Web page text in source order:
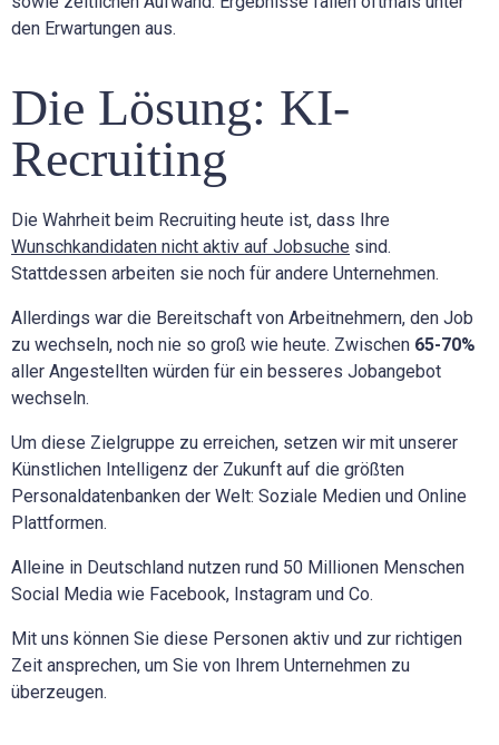
den Erwartungen aus.
Die Lösung: KI-
Recruiting
Die Wahrheit beim Recruiting heute ist, dass Ihre
Wunschkandidaten nicht aktiv auf Jobsuche sind.
Stattdessen arbeiten sie noch für andere Unternehmen.
Allerdings war die Bereitschaft von Arbeitnehmern, den Job
zu wechseln, noch nie so groß wie heute. Zwischen 65-70%
aller Angestellten würden für ein besseres Jobangebot
wechseln.
Um diese Zielgruppe zu erreichen, setzen wir mit unserer
Künstlichen Intelligenz der Zukunft auf die größten
Personaldatenbanken der Welt: Soziale Medien und Online
Plattformen.
Alleine in Deutschland nutzen rund 50 Millionen Menschen
Social Media wie Facebook, Instagram und Co.
Mit uns können Sie diese Personen aktiv und zur richtigen
Zeit ansprechen, um Sie von Ihrem Unternehmen zu
überzeugen.